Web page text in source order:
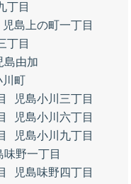
丁目
児島上の町一丁目
丁目
島由加
川町
児島小川三丁目
児島小川六丁目
児島小川九丁目
味野一丁目
児島味野四丁目